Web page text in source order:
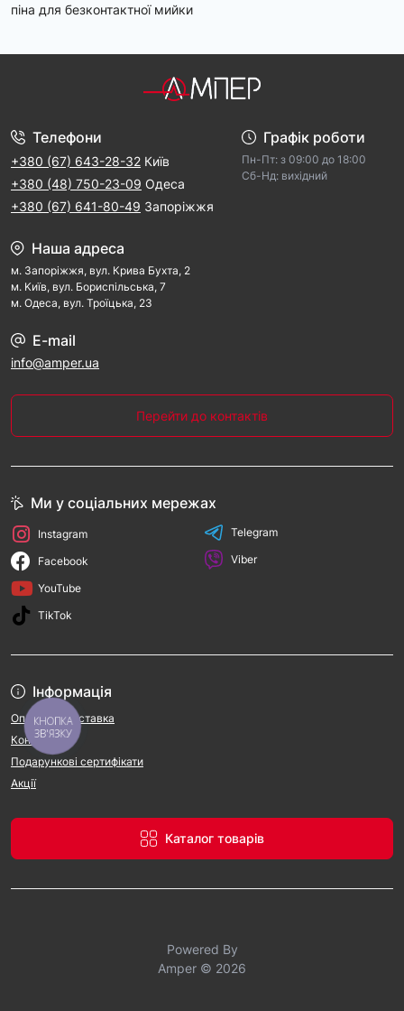
піна для безконтактної мийки
Телефони
+380 (67) 643-28-32 Київ
+380 (48) 750-23-09 Одеса
+380 (67) 641-80-49 Запоріжжя
Графік роботи
Пн-Пт: з 09:00 дo 18:00
Cб-Hд: виxідний
Наша адреса
м. Запорiжжя, вул. Крива Бухта, 2
м. Kиїв, вул. Бориспільська, 7
м. Одеса, вул. Троїцька, 23
E-mail
info@amper.ua
Перейти до контактів
Інформація
Оплата та доставка
Контакти
Подарункові сертифікати
Акції
Каталог товарів
Ми у соціальних мережах
Instagram
Facebook
YouTube
TikTok
Telegram
Viber
Powered By
Amper © 2026
КНОПКА
ЗВ'ЯЗКУ